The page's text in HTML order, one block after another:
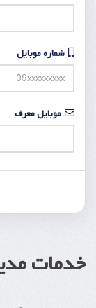
شماره موبایل
موبایل معرف
خدمات